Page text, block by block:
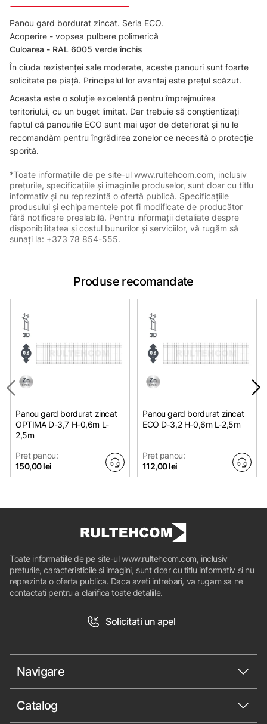
Panou gard bordurat zincat. Seria ECO.
Acoperire - vopsea pulbere polimerică
Сuloarea - RAL 6005 verde închis
În ciuda rezistenței sale moderate, aceste panouri sunt foarte
solicitate pe piață. Principalul lor avantaj este prețul scăzut.
Aceasta este o soluție excelentă pentru împrejmuirea
teritoriului, cu un buget limitat. Dar trebuie să conștientizați
faptul că panourile ECO sunt mai ușor de deteriorat și nu le
recomandăm pentru îngrădirea zonelor ce necesită o protecție
sporită.
*Toate informațiile de pe site-ul www.rultehcom.com, inclusiv
prețurile, specificațiile și imaginile produselor, sunt doar cu titlu
informativ și nu reprezintă o ofertă publică. Specificațiile
produsului și echipamentele pot fi modificate de producător
fără notificare prealabilă. Pentru informații detaliate despre
disponibilitatea și costul bunurilor și serviciilor, vă rugăm să
sunați la: +373 78 854-555.
Produse recomandate
Panou gard bordurat zincat
OPTIMA D-3,7 H-0,6m L-
2,5m
Pret panou:
150,00 lei
Panou gard bordurat zincat
ЕСО D-3,2 H-0,6m L-2,5m
Pret panou:
112,00 lei
Toate informatiile de pe site-ul www.rultehcom.com, inclusiv
preturile, caracteristicile si imagini, sunt doar cu titlu informativ si nu
reprezinta o oferta publica. Daca aveti intrebari, va rugam sa ne
contactati pentru a clarifica toate detaliile.
Solicitati un apel
Navigare
Catalog